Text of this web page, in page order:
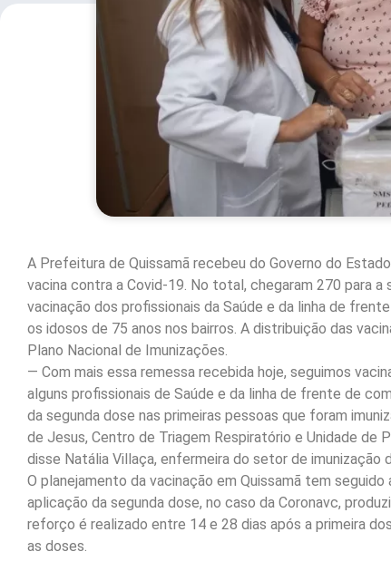
A Prefeitura de Quissamã recebeu do Governo do
vacina contra a Covid-19. No total, chegaram 270 para
vacinação dos profissionais da Saúde e da linha de
os idosos de 75 anos nos bairros. A distribuição das
Plano Nacional de Imunizações.
— Com mais essa remessa recebida hoje, seguimos
alguns profissionais de Saúde e da linha de frente de
da segunda dose nas primeiras pessoas que foram
de Jesus, Centro de Triagem Respiratório e Unidade de
disse Natália Villaça, enfermeira do setor de imunização
O planejamento da vacinação em Quissamã tem
aplicação da segunda dose, no caso da Coronavc,
reforço é realizado entre 14 e 28 dias após a primeira
as doses.